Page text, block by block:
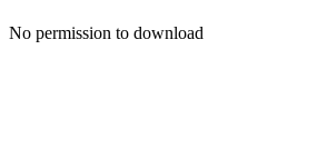
No permission to download